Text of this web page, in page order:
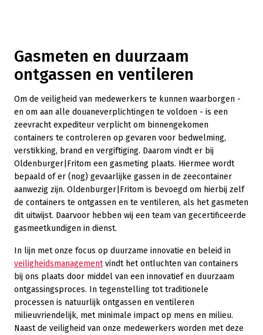
Gasmeten en duurzaam
ontgassen en ventileren
Om de veiligheid van medewerkers te kunnen waarborgen -
en om aan alle douaneverplichtingen te voldoen - is een
zeevracht expediteur verplicht om binnengekomen
containers te controleren op gevaren voor bedwelming,
verstikking, brand en vergiftiging. Daarom vindt er bij
Oldenburger|Fritom een gasmeting plaats. Hiermee wordt
bepaald of er (nog) gevaarlijke gassen in de zeecontainer
aanwezig zijn. Oldenburger|Fritom is bevoegd om hierbij zelf
de containers te ontgassen en te ventileren, als het gasmeten
dit uitwijst. Daarvoor hebben wij een team van gecertificeerde
gasmeetkundigen in dienst.
In lijn met onze focus op duurzame innovatie en beleid in
veiligheidsmanagementvindt het ontluchten van containers
bij ons plaats door middel van een innovatief en duurzaam
ontgassingsproces. In tegenstelling tot traditionele
processen is natuurlijk ontgassen en ventileren
milieuvriendelijk, met minimale impact op mens en milieu.
Naast de veiligheid van onze medewerkers worden met deze